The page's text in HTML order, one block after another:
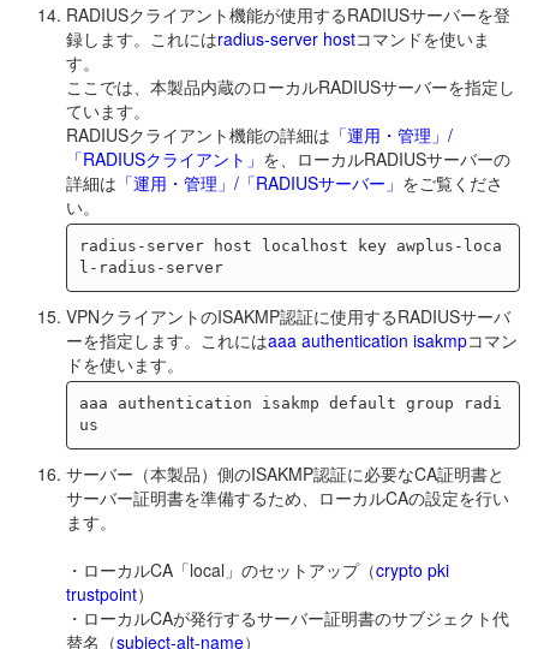
RADIUSクライアント機能が使用するRADIUSサーバーを登
録します。これにはradius-server hostコマンドを使いま
す。
ここでは、本製品内蔵のローカルRADIUSサーバーを指定し
ています。
RADIUSクライアント機能の詳細は 「運用・管理」/
「RADIUSクライアント」 を、ローカルRADIUSサーバーの
詳細は 「運用・管理」/「RADIUSサーバー」 をご覧くださ
い。
radius-server host localhost key awplus-loca
l-radius-server
VPNクライアントのISAKMP認証に使用するRADIUSサーバ
ーを指定します。これにはaaa authentication isakmpコマン
ドを使います。
aaa authentication isakmp default group radi
サーバー（本製品）側のISAKMP認証に必要なCA証明書と
サーバー証明書を準備するため、ローカルCAの設定を行い
ます。
・ローカルCA「local」のセットアップ（crypto pki
trustpoint）
・ローカルCAが発行するサーバー証明書のサブジェクト代
替名（subject-alt-name）